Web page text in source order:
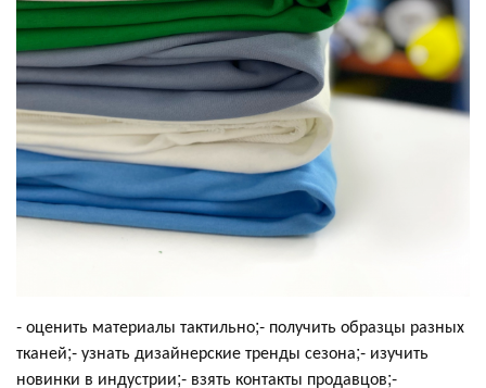
- оценить материалы тактильно;- получить образцы разных
тканей;- узнать дизайнерские тренды сезона;- изучить
новинки в индустрии;- взять контакты продавцов;-